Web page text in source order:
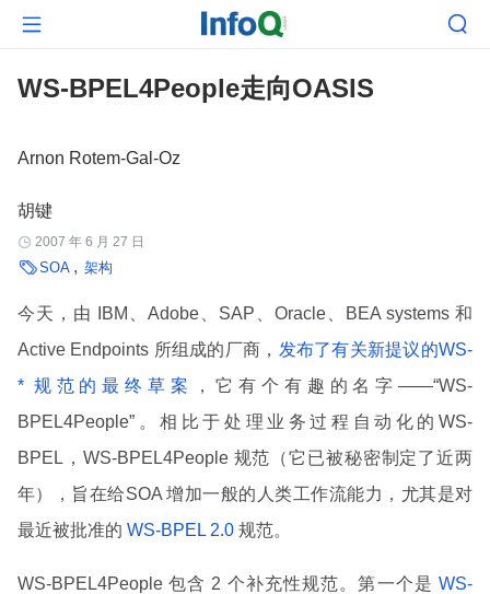
 
WS-BPEL4People走向OASIS
Arnon Rotem-Gal-Oz
胡键
 2007 年 6 月 27 日
SOA 架构
今天，由 IBM、Adobe、SAP、Oracle、BEA systems 和
Active Endpoints 所组成的厂商， 发布了有关新提议的WS-
* 规范的最终草案
，它有个有趣的名字——“WS-
BPEL4People”。相比于处理业务过程自动化的WS-
BPEL，WS-BPEL4People 规范（它已被秘密制定了近两
年），旨在给SOA 增加一般的人类工作流能力，尤其是对
最近被批准的 WS-BPEL 2.0 规范。
WS-BPEL4People 包含 2 个补充性规范。第一个是 WS-